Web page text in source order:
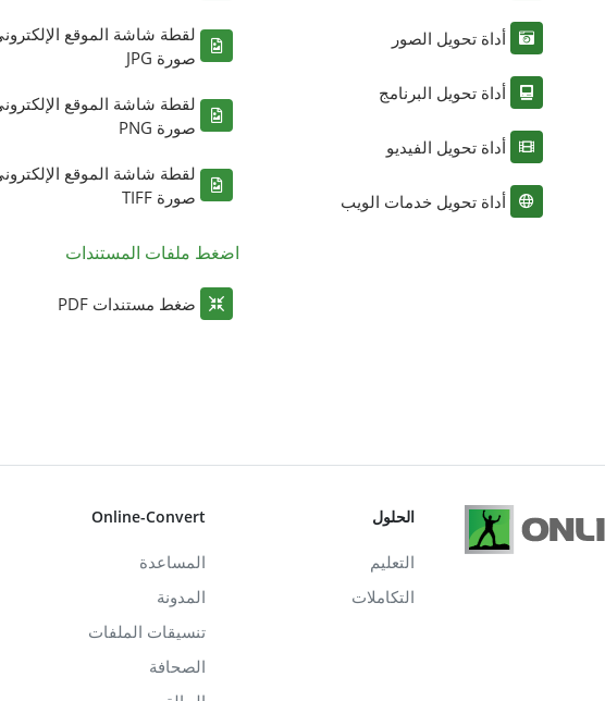
أداة تحويل الصور
أداة تحويل البرنامج
أداة تحويل الفيديو
أداة تحويل خدمات الويب
لقطة شاشة الموقع
صورة JPG
لقطة شاشة الموقع
صورة PNG
لقطة شاشة الموقع
صورة TIFF
اضغط ملفات المستندات
ضغط مستندات PDF
الحلول
التعليم
التكاملات
Online-Convert
المساعدة
المدونة
تنسيقات الملفات
الصحافة